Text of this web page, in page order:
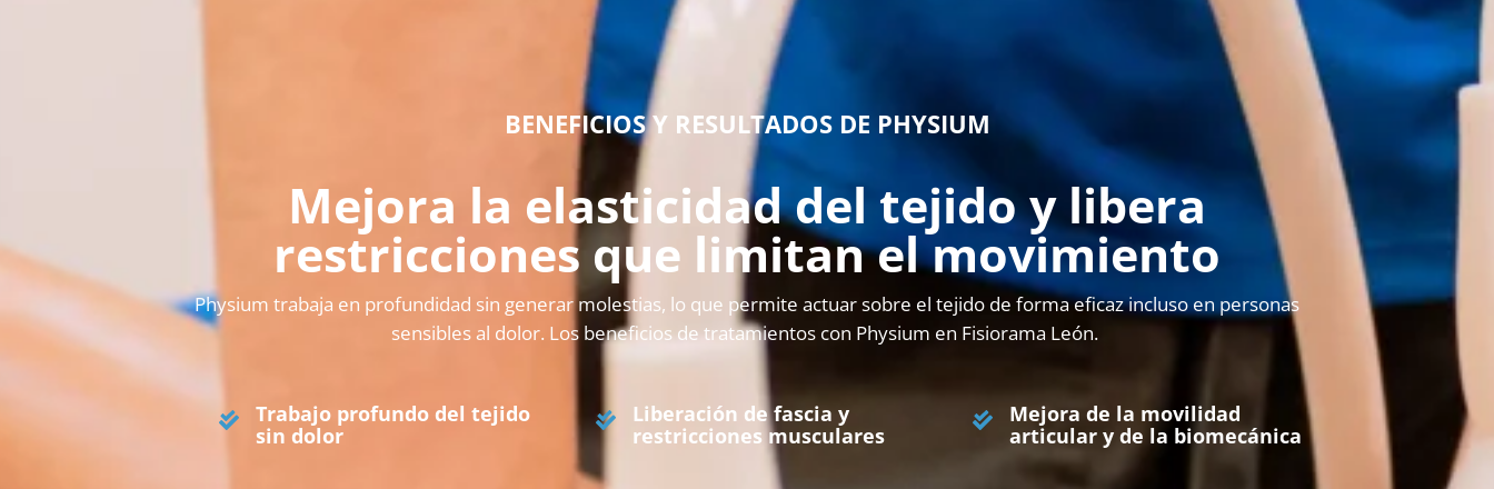
BENEFICIOS Y RESULTADOS DE PHYSIUM
Mejora la elasticidad del tejido y libera
restricciones que limitan el movimiento
Physium trabaja en profundidad sin generar molestias, lo que permite actuar sobre el tejido de forma eficaz incluso en personas
sensibles al dolor. Los beneficios de tratamientos con Physium en Fisiorama León.
Trabajo profundo del tejido
sin dolor
Liberación de fascia y
restricciones musculares
Mejora de la movilidad
articular y de la biomecánica